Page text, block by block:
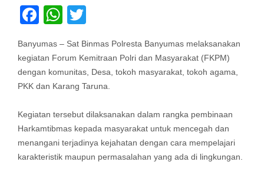
Facebook
WhatsApp
Banyumas – Sat Binmas Polresta Banyumas melaksanakan
kegiatan Forum Kemitraan Polri dan Masyarakat (FKPM)
dengan komunitas, Desa, tokoh masyarakat, tokoh agama,
PKK dan Karang Taruna.
Kegiatan tersebut dilaksanakan dalam rangka pembinaan
Harkamtibmas kepada masyarakat untuk mencegah dan
menangani terjadinya kejahatan dengan cara mempelajari
karakteristik maupun permasalahan yang ada di lingkungan.